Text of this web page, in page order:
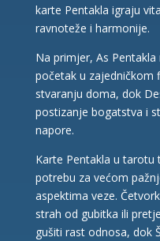
karte Pentakla igraju
ravnoteže i harmonije.
Na primjer, As
početak u zajedničkom
stvaranju doma, dok
postizanje bogatstva i
napore.
Karte Pentakla u
potrebu za većom
aspektima veze.
strah od gubitka ili
gušiti rast odnosa, dok